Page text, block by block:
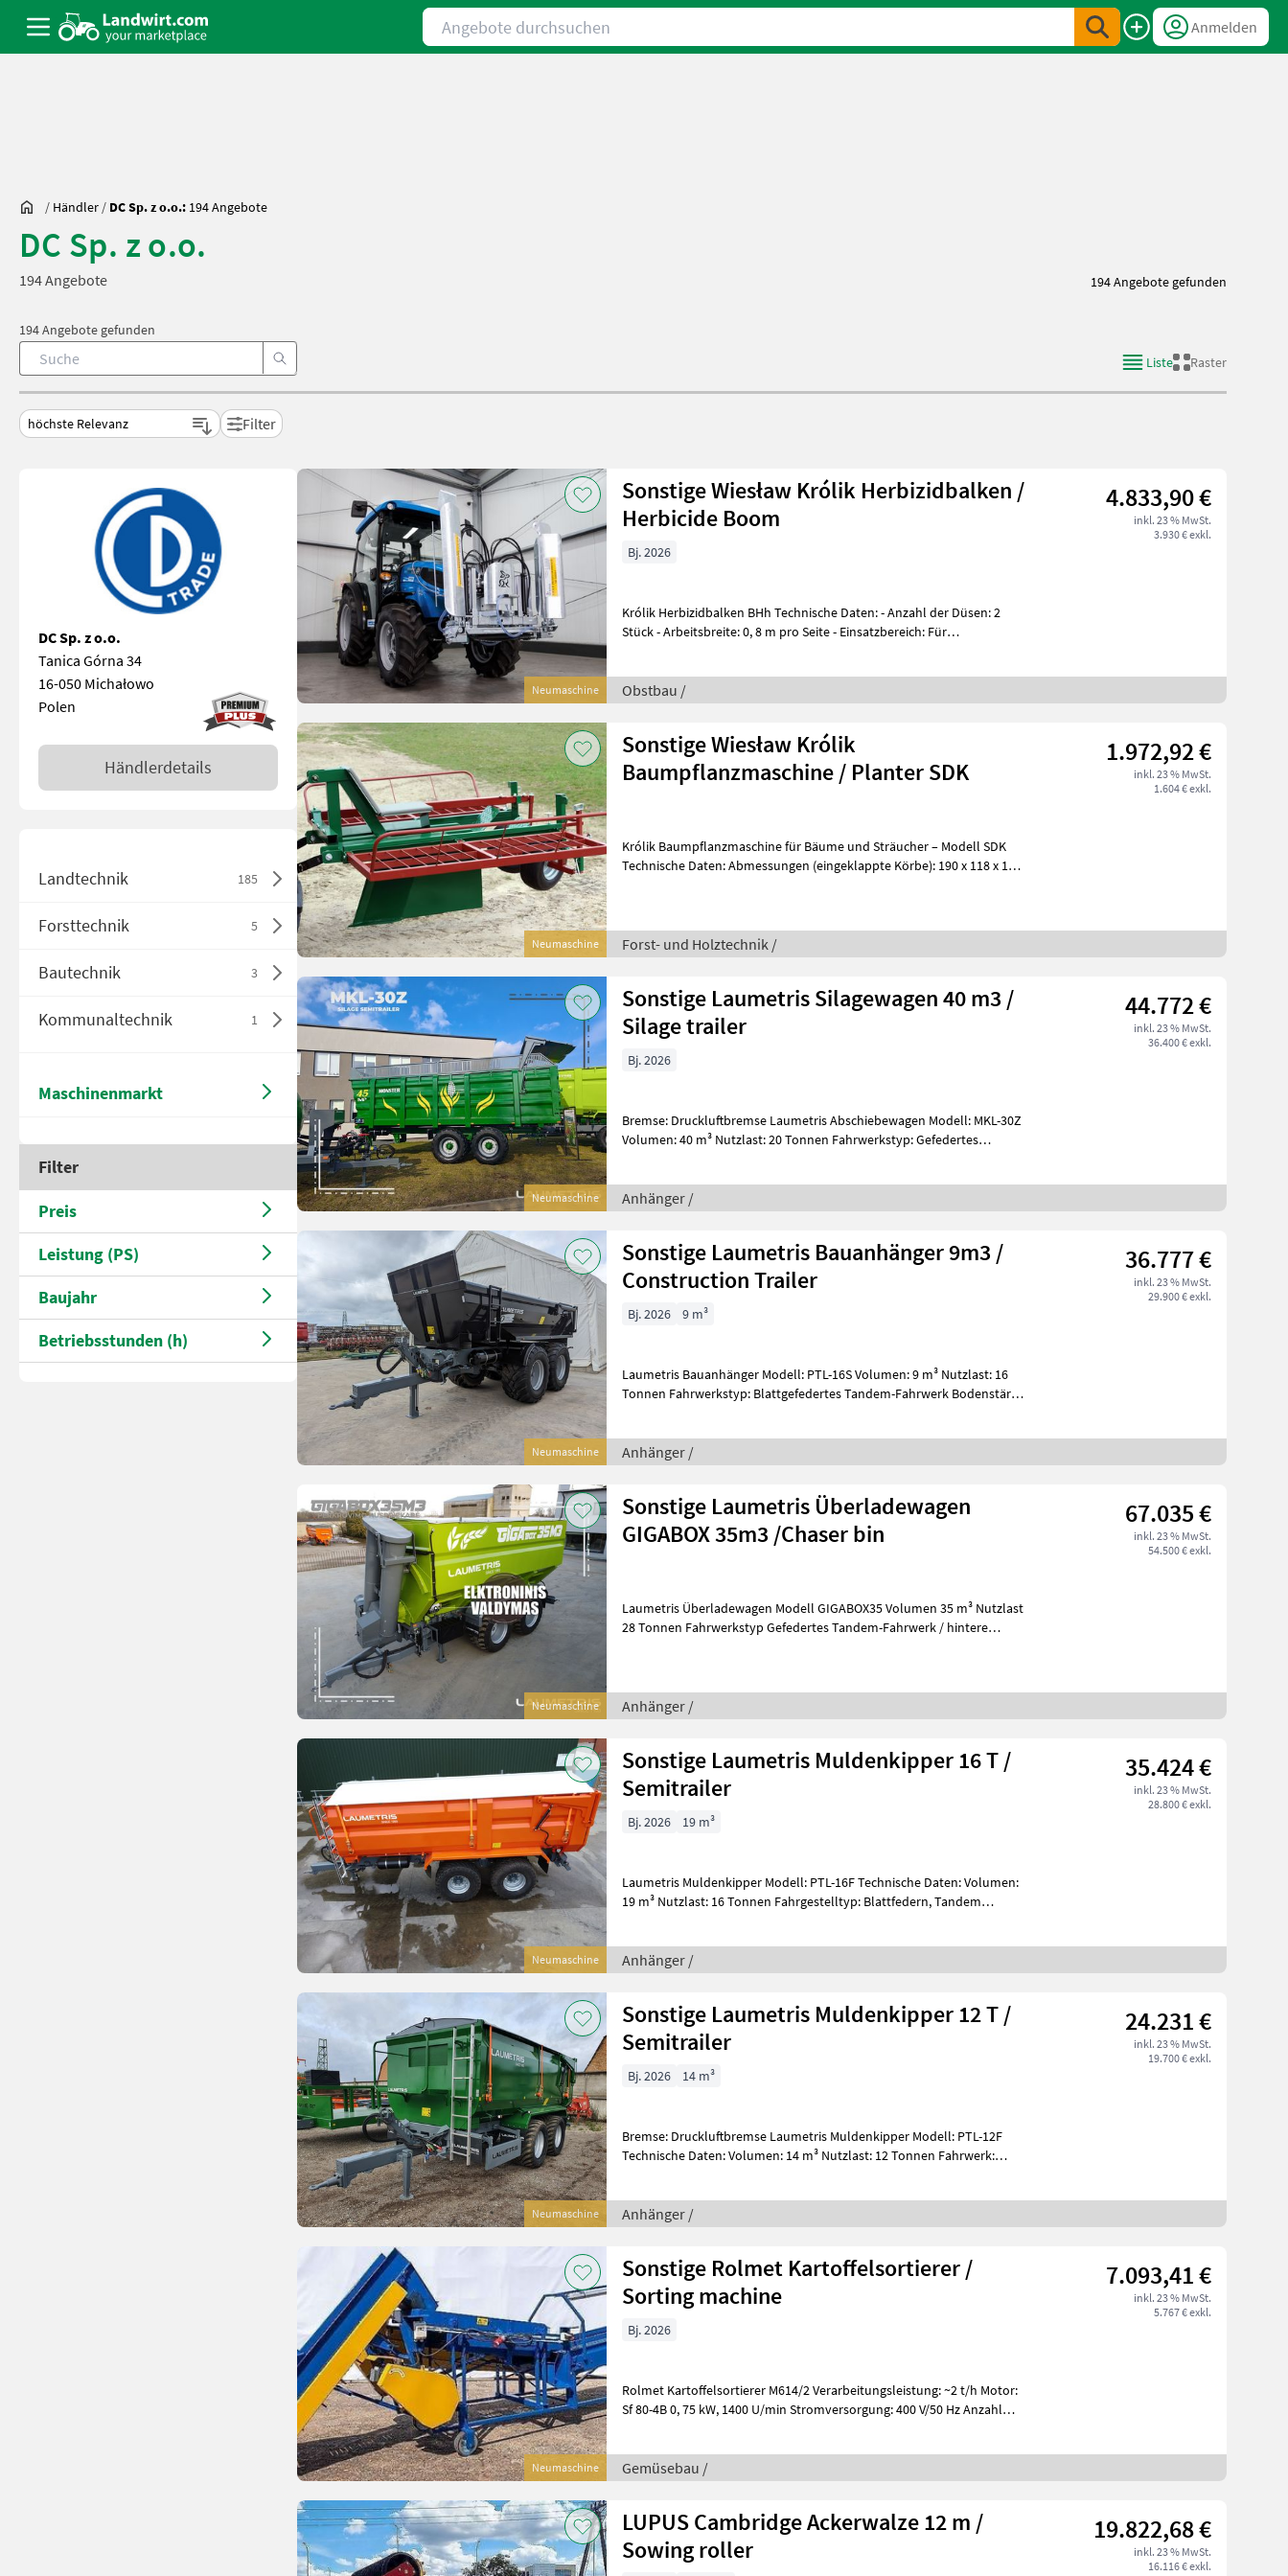
Angebote durchsuchen
Anmelden
/ Händler / DC Sp. z o.o.: 194 Angebote
DC Sp. z o.o.
194 Angebote 194 Angebote gefunden
194 Angebote gefunden
Liste
Raster
Filter
DC Sp. z o.o.
Tanica Górna 34
16-050 Michałowo
Polen
Händlerdetails
Landtechnik 185
Forsttechnik 5
Bautechnik 3
Kommunaltechnik 1
Maschinenmarkt
Filter
Preis
Leistung (PS)
Baujahr
Betriebsstunden (h)
Neumaschine
Sonstige Wiesław Królik Herbizidbalken /
Herbicide Boom
4.833,90 €
inkl. 23 % MwSt.
3.930 € exkl.
Bj. 2026
Królik Herbizidbalken BHh Technische Daten: - Anzahl der Düsen: 2
Stück - Arbeitsbreite: 0, 8 m pro Seite - Einsatzbereich: Für
Obstbau /
Neumaschine
Sonstige Wiesław Królik
Baumpflanzmaschine / Planter SDK
1.972,92 €
inkl. 23 % MwSt.
1.604 € exkl.
Królik Baumpflanzmaschine für Bäume und Sträucher – Modell SDK
Technische Daten: Abmessungen (eingeklappte Körbe): 190 x 118 x 144
Forst- und Holztechnik /
Neumaschine
Sonstige Laumetris Silagewagen 40 m3 /
Silage trailer
44.772 €
inkl. 23 % MwSt.
36.400 € exkl.
Bj. 2026
Bremse: Druckluftbremse Laumetris Abschiebewagen Modell: MKL-30Z
Volumen: 40 m³ Nutzlast: 20 Tonnen Fahrwerkstyp: Gefedertes
Anhänger /
Neumaschine
Sonstige Laumetris Bauanhänger 9m3 /
Construction Trailer
36.777 €
inkl. 23 % MwSt.
29.900 € exkl.
Bj. 2026 9 m³
Laumetris Bauanhänger Modell: PTL-16S Volumen: 9 m³ Nutzlast: 16
Tonnen Fahrwerkstyp: Blattgefedertes Tandem-Fahrwerk Bodenstärke
Anhänger /
Neumaschine
Sonstige Laumetris Überladewagen
GIGABOX 35m3 /Chaser bin
67.035 €
inkl. 23 % MwSt.
54.500 € exkl.
Laumetris Überladewagen Modell GIGABOX35 Volumen 35 m³ Nutzlast
28 Tonnen Fahrwerkstyp Gefedertes Tandem-Fahrwerk / hintere
Anhänger /
Neumaschine
Sonstige Laumetris Muldenkipper 16 T /
Semitrailer
35.424 €
inkl. 23 % MwSt.
28.800 € exkl.
Bj. 2026 19 m³
Laumetris Muldenkipper Modell: PTL-16F Technische Daten: Volumen:
19 m³ Nutzlast: 16 Tonnen Fahrgestelltyp: Blattfedern, Tandem
Anhänger /
Neumaschine
Sonstige Laumetris Muldenkipper 12 T /
Semitrailer
24.231 €
inkl. 23 % MwSt.
19.700 € exkl.
Bj. 2026 14 m³
Bremse: Druckluftbremse Laumetris Muldenkipper Modell: PTL-12F
Technische Daten: Volumen: 14 m³ Nutzlast: 12 Tonnen Fahrwerk:
Anhänger /
Neumaschine
Sonstige Rolmet Kartoffelsortierer /
Sorting machine
7.093,41 €
inkl. 23 % MwSt.
5.767 € exkl.
Bj. 2026
Rolmet Kartoffelsortierer M614/2 Verarbeitungsleistung: ~2 t/h Motor:
Sf 80-4B 0, 75 kW, 1400 U/min Stromversorgung: 400 V/50 Hz Anzahl
Gemüsebau /
LUPUS Cambridge Ackerwalze 12 m /
Sowing roller
19.822,68 €
inkl. 23 % MwSt.
16.116 € exkl.